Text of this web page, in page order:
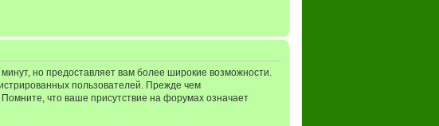
но предоставляет вам более широкие возможности.
пользователей. Прежде чем
что ваше присутствие на форумах означает